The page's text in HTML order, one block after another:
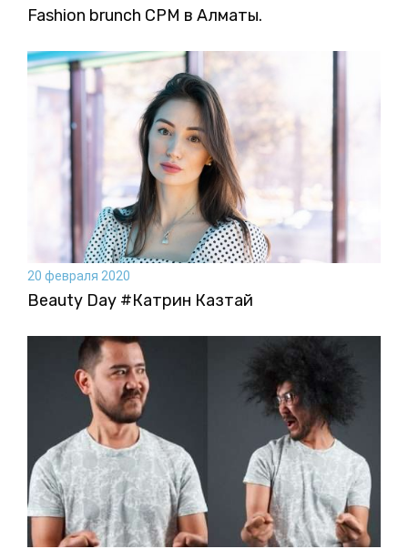
Fashion brunch CPM в Алматы.
20 февраля 2020
Beauty Day #Катрин Казтай